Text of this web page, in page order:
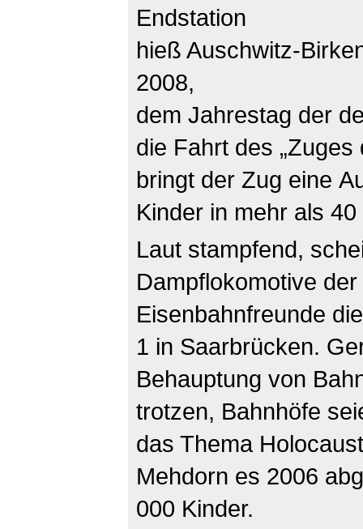
Endstation
hieß Auschwitz-
2008,
dem Jahrestag der
die Fahrt des
bringt der Zug eine
Kinder in mehr als
Laut stampfend,
Dampflokomotive
Eisenbahnfreunde
1 in Saarbrücken.
Behauptung von
trotzen, Bahnhöfe
das Thema
Mehdorn es 2006
000 Kinder.